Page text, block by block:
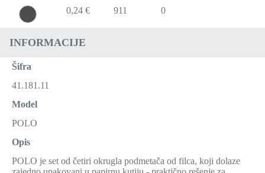
0,24 €
911 0
INFORMACIJE
Šifra
41.181.11
Model
POLO
Opis
POLO je set od četiri okrugla podmetača od filca, koji dolaze